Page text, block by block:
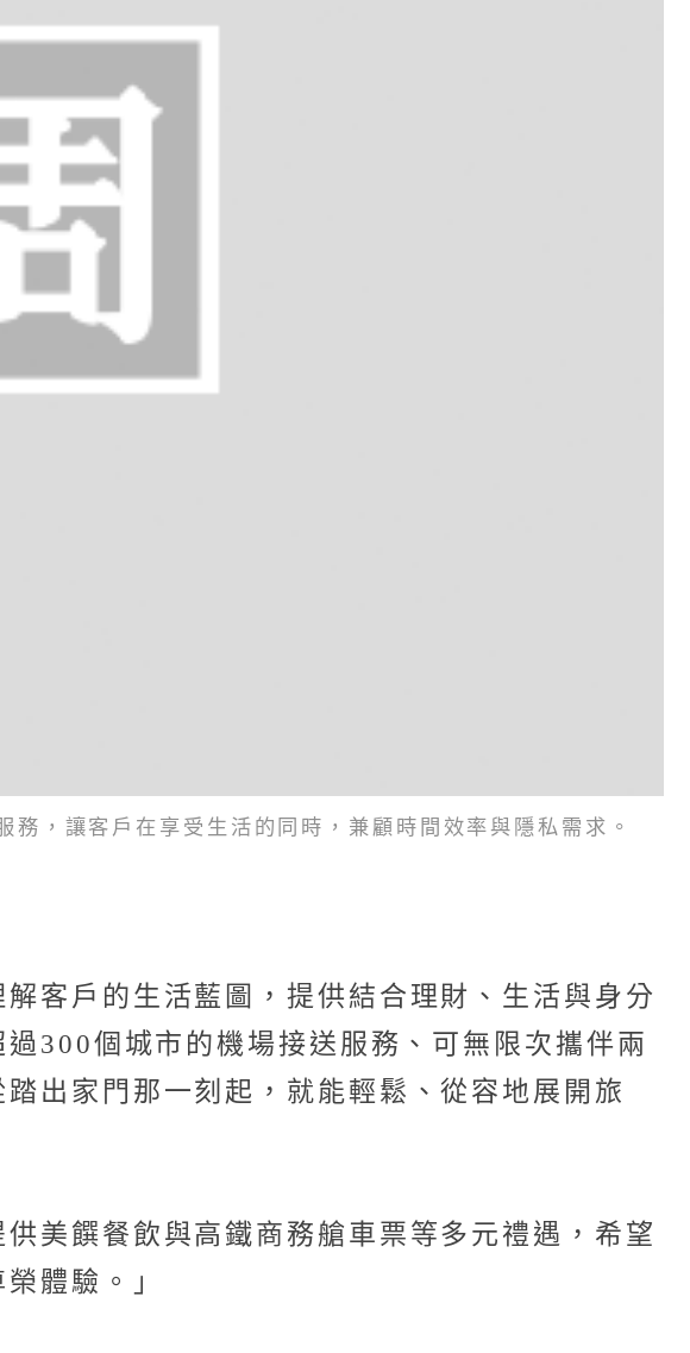
，讓客戶在享受生活的同時，兼顧時間效率與隱私需求。
客戶的生活藍圖，提供結合理財、生活與身分
300個城市的機場接送服務、可無限次攜伴兩
出家門那一刻起，就能輕鬆、從容地展開旅
美饌餐飲與高鐵商務艙車票等多元禮遇，希望
體驗。」